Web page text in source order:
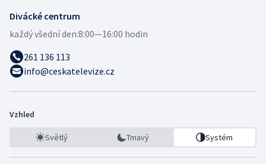
Divácké centrum
každý všední den:8:00—16:00 hodin
261 136 113
info@ceskatelevize.cz
Vzhled
Světlý Tmavý Systém